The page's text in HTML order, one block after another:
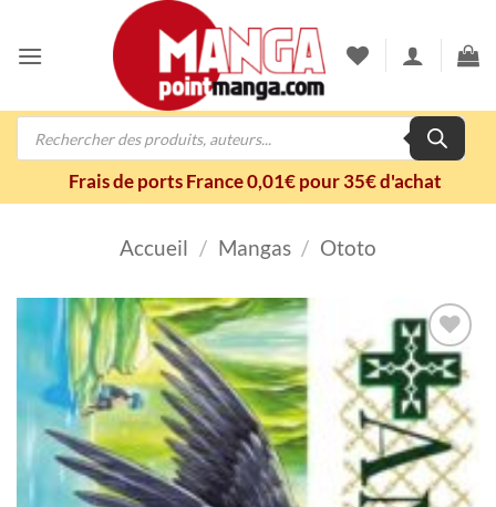
contenu
Recherche
Frais de ports France 0,01€ pour 35€ d'achat
Accueil / Mangas / Ototo
Ajouter
à la
wishlist